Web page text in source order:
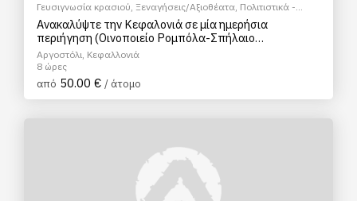
Γευσιγνωσία κρασιού, Ξεναγήσεις/Αξιοθέατα, Πολιτιστικά -
Πολιτισμικά
Φώτο Tour Hop on/Hop off bus
Ανακαλύψτε την Κεφαλονιά σε μία ημερήσια
περιήγηση (Οινοποιείο Ρομπόλα-Σπήλαιο
Δρογράτης-Λίμνη Μελισανής-Αγ. Ευφημία-Μυρτός)
Αργοστόλι, Κεφαλλονιά
8 ώρες
από 50.00 € / άτομο